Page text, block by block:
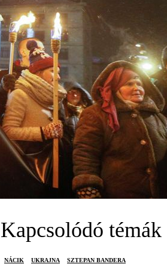
Kapcsolódó témák
NÁCIK UKRAJNA SZTEPAN BANDERA